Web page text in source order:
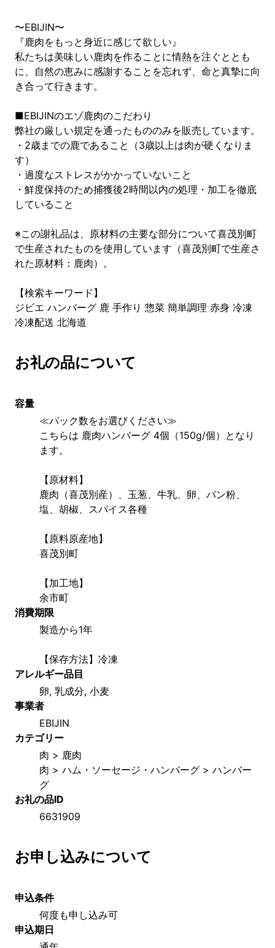
〜EBIJIN〜
『鹿肉をもっと身近に感じて欲しい』
私たちは美味しい鹿肉を作ることに情熱を注ぐととも
に、自然の恵みに感謝することを忘れず、命と真摯に向
き合って行きます。
■EBIJINのエゾ鹿肉のこだわり
弊社の厳しい規定を通ったもののみを販売しています。
・2歳までの鹿であること（3歳以上は肉が硬くなりま
す）
・過度なストレスがかかっていないこと
・鮮度保持のため捕獲後2時間以内の処理・加工を徹底
していること
※この謝礼品は、原材料の主要な部分について喜茂別町
で生産されたものを使用しています（喜茂別町で生産さ
れた原材料：鹿肉）。
【検索キーワード】
ジビエ ハンバーグ 鹿 手作り 惣菜 簡単調理 赤身 冷凍
冷凍配送 北海道
お礼の品について
容量
≪パック数をお選びください≫
こちらは 鹿肉ハンバーグ 4個（150g/個）となり
ます。
【原材料】
鹿肉（喜茂別産）、玉葱、牛乳、卵、パン粉、
塩、胡椒、スパイス各種
【原料原産地】
喜茂別町
【加工地】
余市町
消費期限
製造から1年
【保存方法】冷凍
アレルギー品目
卵, 乳成分, 小麦
事業者
EBIJIN
カテゴリー
肉 > 鹿肉
肉 > ハム・ソーセージ・ハンバーグ > ハンバー
グ
お礼の品ID
6631909
お申し込みについて
申込条件
何度も申し込み可
申込期日